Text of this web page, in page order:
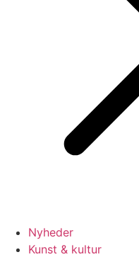
Nyheder
Kunst & kultur